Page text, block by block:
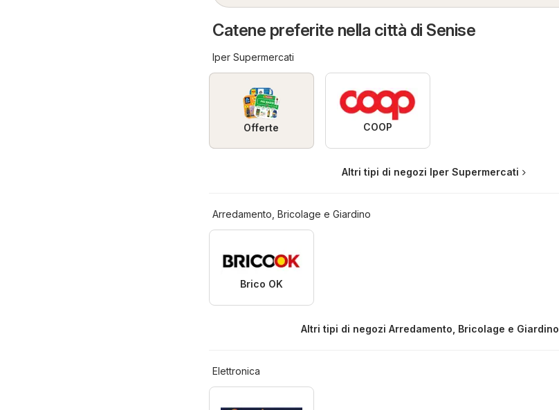
Catene preferite nella città di Senise
Iper Supermercati
Offerte COOP
Altri tipi di negozi Iper Supermercati
Arredamento, Bricolage e Giardino
Brico OK
Altri tipi di negozi Arredamento, Bricolage e Giardino
Elettronica